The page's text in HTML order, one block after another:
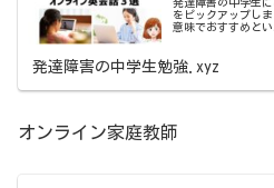
発達障害の中学生
をピックアップし
意味でおすすめと
発達障害の中学生勉強.xyz
オンライン家庭教師